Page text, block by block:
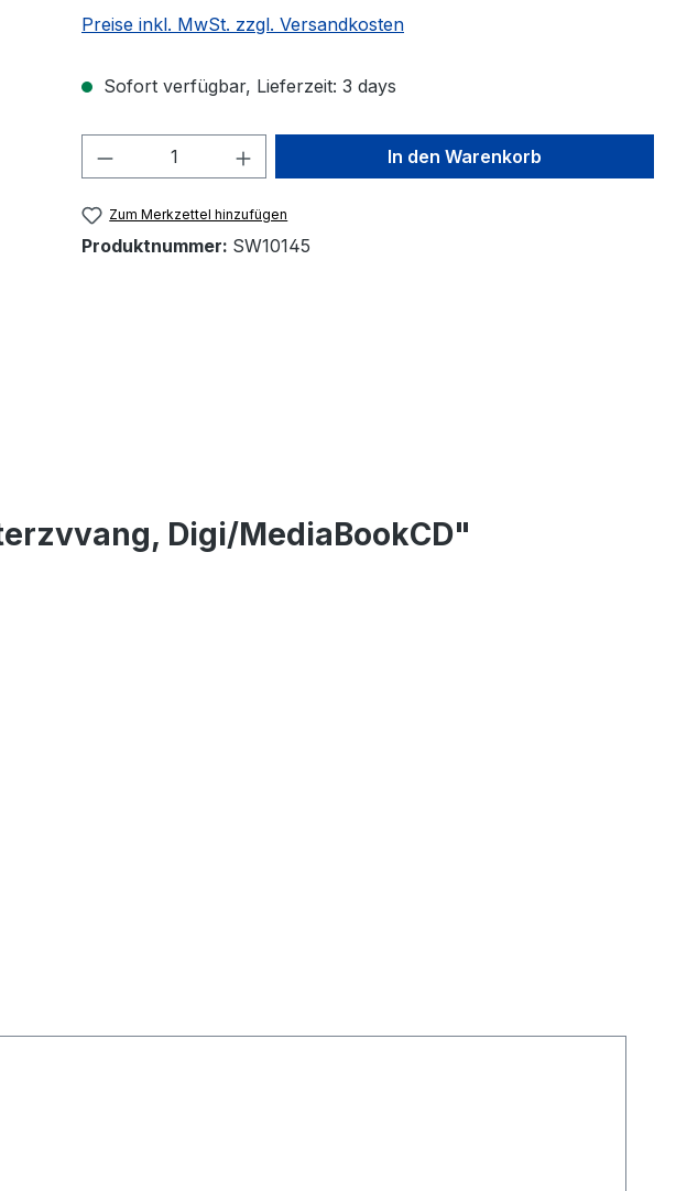
Preise inkl. MwSt. zzgl. Versandkosten
Sofort verfügbar, Lieferzeit: 3 days
Produkt Anzahl: Gib den gewünschten Wert
In den Warenkorb
Zum Merkzettel hinzufügen
Produktnummer: SW10145
Digi/MediaBookCD"